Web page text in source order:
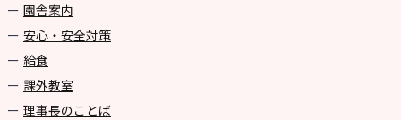
園舎案内
安心・安全対策
給食
課外教室
理事長のことば